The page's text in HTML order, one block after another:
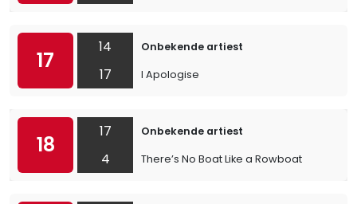
17
14
17
Onbekende artiest
I Apologise
18
17
4
Onbekende artiest
There’s No Boat Like a Rowboat